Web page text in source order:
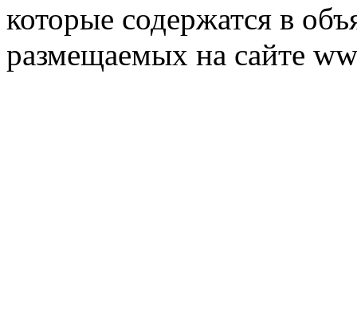
которые содержатся в
размещаемых на сайте